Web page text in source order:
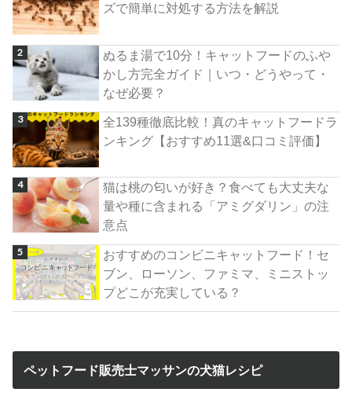
ズで簡単に対処する方法を解説
ぬるま湯で10分！キャットフードのふや
かし方完全ガイド｜いつ・どうやって・
なぜ必要？
全139種徹底比較！真のキャットフードラ
ンキング【おすすめ11選&口コミ評価】
猫は桃の匂いが好き？食べても大丈夫な
量や種に含まれる「アミグダリン」の注
意点
おすすめのコンビニキャットフード！セ
ブン、ローソン、ファミマ、ミニストッ
プどこが充実している？
ペットフード販売士マッサンの犬猫レシピ